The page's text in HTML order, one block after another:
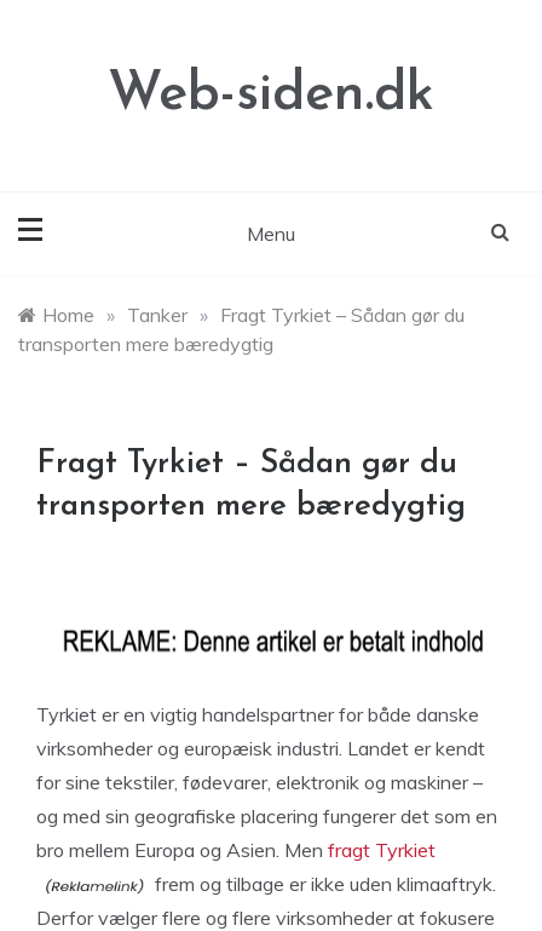
Web-siden.dk
Menu
Home » Tanker » Fragt Tyrkiet – Sådan gør du
transporten mere bæredygtig
Fragt Tyrkiet – Sådan gør du
transporten mere bæredygtig
Tyrkiet er en vigtig handelspartner for både danske
virksomheder og europæisk industri. Landet er kendt
for sine tekstiler, fødevarer, elektronik og maskiner –
og med sin geografiske placering fungerer det som en
bro mellem Europa og Asien. Men fragt Tyrkiet
frem og tilbage er ikke uden klimaaftryk.
Derfor vælger flere og flere virksomheder at fokusere